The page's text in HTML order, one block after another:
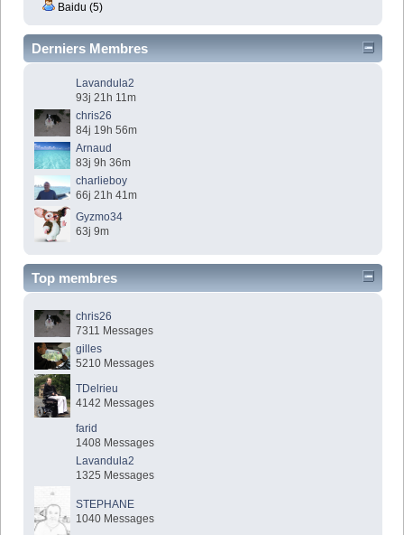
Baidu (5)
Derniers Membres
Lavandula2
93j 21h 11m
chris26
84j 19h 56m
Arnaud
83j 9h 36m
charlieboy
66j 21h 41m
Gyzmo34
63j 9m
Top membres
chris26
7311 Messages
gilles
5210 Messages
TDelrieu
4142 Messages
farid
1408 Messages
Lavandula2
1325 Messages
STEPHANE
1040 Messages